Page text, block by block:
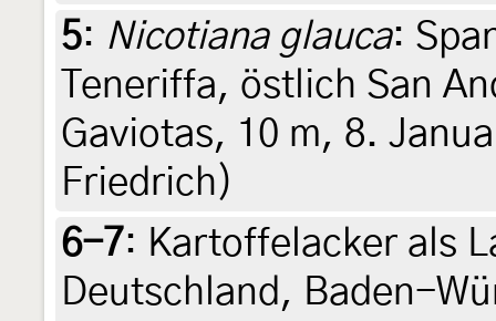
5: Nicotiana glauca:
Teneriffa, östlich San
Gaviotas, 10 m, 8.
Friedrich)
6-7: Kartoffelacker als
Deutschland, Baden-